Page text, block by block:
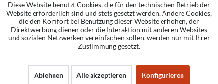
Diese Website benutzt Cookies, die für den technischen Betrieb der
Website erforderlich sind und stets gesetzt werden. Andere Cookies,
die den Komfort bei Benutzung dieser Website erhöhen, der
Direktwerbung dienen oder die Interaktion mit anderen Websites
und sozialen Netzwerken vereinfachen sollen, werden nur mit Ihrer
Zustimmung gesetzt.
Ablehnen Alle akzeptieren Konfigurieren